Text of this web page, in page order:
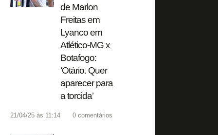
de Marlon
Freitas em
Lyanco em
Atlético-MG x
Botafogo:
‘Otário. Quer
aparecer para
a torcida’
21/04/25 às 11:14 0 comentários